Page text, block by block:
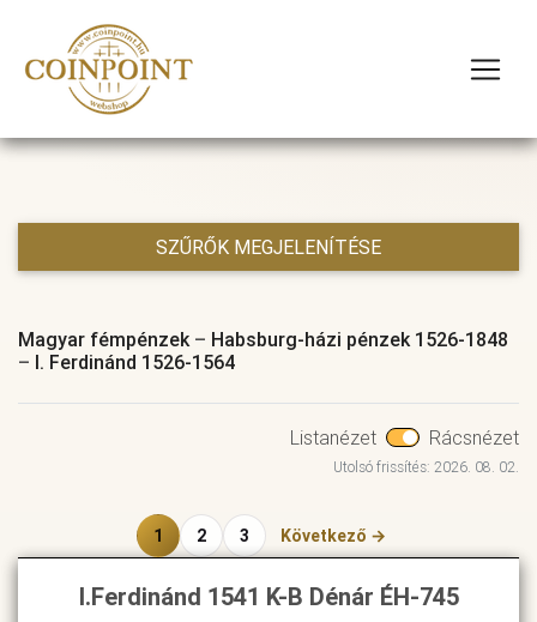
SZŰRŐK MEGJELENÍTÉSE
Magyar fémpénzek– Habsburg-házi pénzek 1526-1848
– I. Ferdinánd 1526-1564
Listanézet Rácsnézet
Utolsó frissítés: 2026. 08. 02.
1 2 3 Következő →
I.Ferdinánd 1541 K-B Dénár ÉH-745